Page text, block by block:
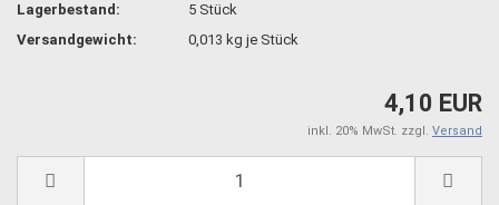
Lagerbestand: 5 Stück
Versandgewicht:
0,013 kg je Stück
4,10 EUR
inkl. 20% MwSt. zzgl. Versand